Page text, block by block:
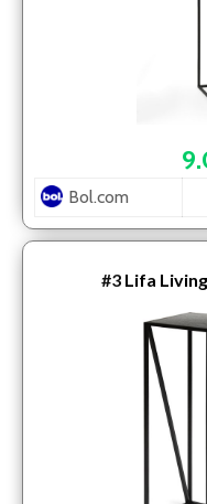
Bol.com
#3 Lifa